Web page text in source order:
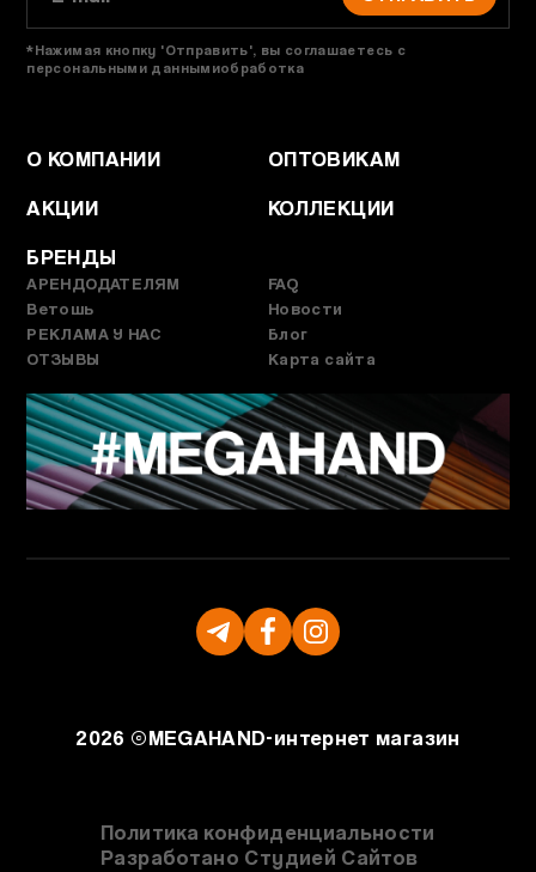
*Нажимая кнопку 'Отправить', вы соглашаетесь с
персональными даннымиобработка
О КОМПАНИИ
ОПТОВИКАМ
АКЦИИ
КОЛЛЕКЦИИ
БРЕНДЫ
АРЕНДОДАТЕЛЯМ
Ветошь
РЕКЛАМА У НАС
ОТЗЫВЫ
FAQ
Новости
Блог
Карта сайта
2026 ©MEGAHAND-интернет магазин
Политика конфиденциальности
Разработано Студией Сайтов